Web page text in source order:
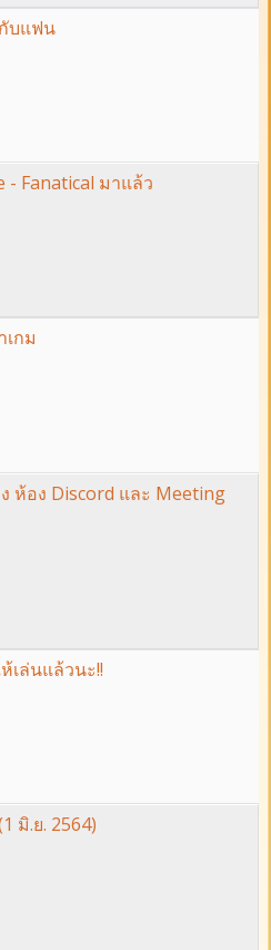
บแฟน
- Fanatical มาแล้ว
กม
ห้อง Discord และ Meeting
เล่นแล้วนะ!!
มิ.ย. 2564)